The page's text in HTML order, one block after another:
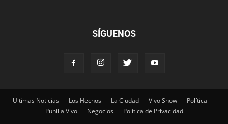
SÍGUENOS
Ultimas Noticias Los Hechos La Ciudad Vivo Show
Política
Punilla Vivo
Negocios Política de Privacidad